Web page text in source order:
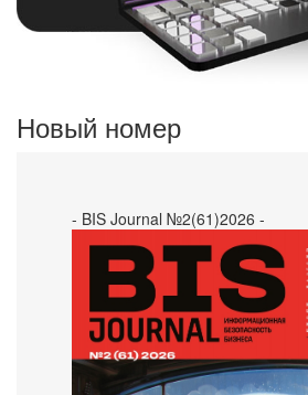
Новый номер
- BIS Journal №2(61)2026 -